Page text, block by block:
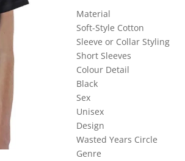
Material
Soft-Style Cotton
Sleeve or Collar Styling
Short Sleeves
Colour Detail
Black
Sex
Unisex
Design
Wasted Years Circle
Genre